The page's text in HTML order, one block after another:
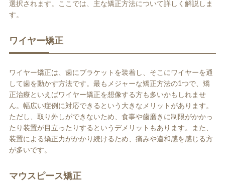
選択されます。ここでは、主な矯正方法について詳しく解説しま
す。
ワイヤー矯正
ワイヤー矯正は、歯にブラケットを装着し、そこにワイヤーを通
して歯を動かす方法です。最もメジャーな矯正方法の1つで、矯
正治療といえばワイヤー矯正を想像する方も多いかもしれませ
ん。幅広い症例に対応できるという大きなメリットがあります。
ただし、取り外しができないため、食事や歯磨きに制限がかかっ
たり装置が目立ったりするというデメリットもあります。また、
装置による矯正力がかかり続けるため、痛みや違和感を感じる方
が多いです。
マウスピース矯正